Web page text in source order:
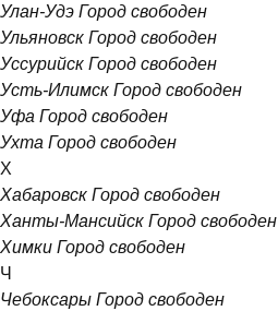
Улан-Удэ Город свободен
Ульяновск Город свободен
Уссурийск Город свободен
Усть-Илимск Город свободен
Уфа Город свободен
Ухта Город свободен
Х
Хабаровск Город свободен
Ханты-Мансийск Город свободен
Химки Город свободен
Ч
Чебоксары Город свободен